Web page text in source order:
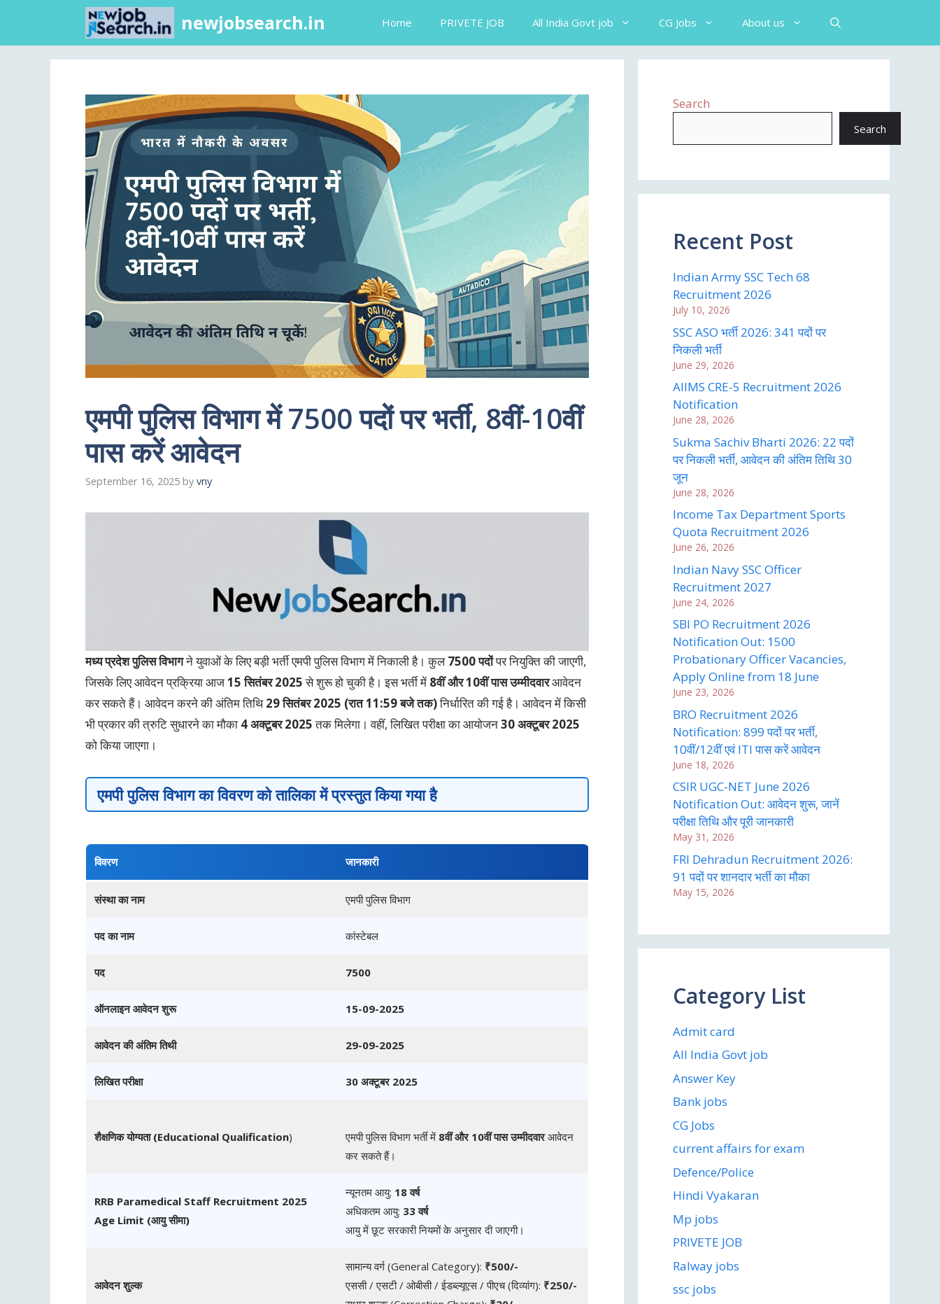
newjobsearch.in Home PRIVETE JOB All India Govt job CG Jobs About us
एमपी पुलिस विभाग में 7500 पदों पर भर्ती, 8वीं-10वीं
पास करें आवेदन
September 16, 2025 by vny
मध्य प्रदेश पुलिस विभागने युवाओं के लिए बड़ी भर्ती एमपी पुलिस विभाग में निकाली है। कुल7500 पदोंपर नियुक्ति की जाएगी,
जिसके लिए आवेदन प्रक्रिया आज15 सितंबर 2025से शुरू हो चुकी है। इस भर्ती में 8वीं और 10वीं पास उम्मीदवारआवेदन
कर सकते हैं। आवेदन करने की अंतिम तिथि29 सितंबर 2025 (रात 11:59 बजे तक)निर्धारित की गई है। आवेदन में किसी
भी प्रकार की त्रुटि सुधारने का मौका 4 अक्टूबर 2025तक मिलेगा। वहीं, लिखित परीक्षा का आयोजन30 अक्टूबर 2025
को किया जाएगा।
एमपी पुलिस विभागका विवरण को तालिका में प्रस्तुत किया गया है
विवरण जानकारी
संस्था का नाम एमपी पुलिस विभाग
पद का नाम कांस्टेबल
पद 7500
ऑनलाइन आवेदन शुरू 15-09-2025
आवेदन की अंतिम तिथी 29-09-2025
लिखित परीक्षा 30 अक्टूबर 2025
शैक्षणिक योग्यता (Educational Qualification) एमपी पुलिस विभाग भर्ती में 8वीं और 10वीं पास उम्मीदवारआवेदन
कर सकते हैं।
RRB Paramedical Staff Recruitment 2025
Age Limit (आयु सीमा)
न्यूनतम आयु: 18 वर्ष
अधिकतम आयु: 33 वर्ष
आयु में छूट सरकारी नियमों के अनुसार दी जाएगी।
आवेदन शुल्क
सामान्य वर्ग (General Category): ₹500/-
एससी / एसटी / ओबीसी / ईडब्ल्यूएस / पीएच (दिव्यांग): ₹250/-
Search
Search
Recent Post
Indian Army SSC Tech 68
Recruitment 2026
July 10, 2026
SSC ASO भर्ती 2026: 341 पदों पर
निकली भर्ती
June 29, 2026
AIIMS CRE-5 Recruitment 2026
Notification
June 28, 2026
Sukma Sachiv Bharti 2026: 22 पदों
पर निकली भर्ती, आवेदन की अंतिम तिथि 30
जून
June 28, 2026
Income Tax Department Sports
Quota Recruitment 2026
June 26, 2026
Indian Navy SSC Officer
Recruitment 2027
June 24, 2026
SBI PO Recruitment 2026
Notification Out: 1500
Probationary Officer Vacancies,
Apply Online from 18 June
June 23, 2026
BRO Recruitment 2026
Notification: 899 पदों पर भर्ती,
10वीं/12वीं एवं ITI पास करें आवेदन
June 18, 2026
CSIR UGC-NET June 2026
Notification Out: आवेदन शुरू, जानें
परीक्षा तिथि और पूरी जानकारी
May 31, 2026
FRI Dehradun Recruitment 2026:
91 पदों पर शानदार भर्ती का मौका
May 15, 2026
Category List
Admit card
All India Govt job
Answer Key
Bank jobs
CG Jobs
current affairs for exam
Defence/Police
Hindi Vyakaran
Mp jobs
PRIVETE JOB
Ralway jobs
ssc jobs